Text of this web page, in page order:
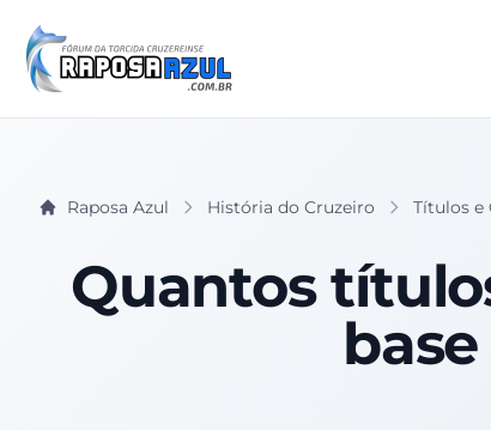
Raposa Azul História do Cruzeiro Títulos e
Quantos